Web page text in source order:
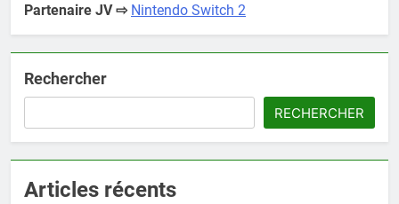
Partenaire JV ⇨ Nintendo Switch 2
Rechercher
RECHERCHER
Articles récents